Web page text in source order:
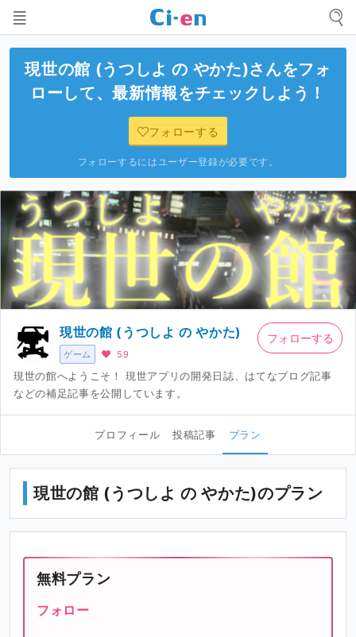
現世の館 (うつしよ の やかた)さんをフォ
ローして、最新情報をチェックしよう！
フォローする
フォローするにはユーザー登録が必要です。
ゲーム
現世の館 (うつしよ の やかた)
59
現世の館へようこそ！ 現世アプリの開発日誌、はてなブログ記事
などの補足記事を公開しています。
フォローする
プロフィール 投稿記事 プラン
現世の館 (うつしよ の やかた)のプラン
無料プラン
フォロー